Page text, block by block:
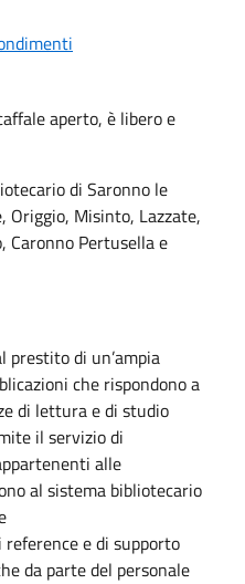
aperto, è libero e
di Saronno le
Origgio, Misinto, Lazzate,
Caronno Pertusella e
prestito di un’ampia
che rispondono a
di lettura e di studio
il servizio di
alle
al sistema bibliotecario
e di supporto
da parte del personale